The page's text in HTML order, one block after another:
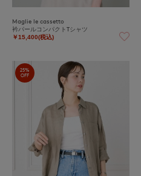
Maglie le cassetto
衿パールコンパクトTシャツ
￥15,400(税込)
25%
OFF